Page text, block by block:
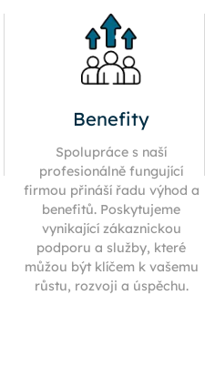
Benefity
Spolupráce s naší
profesionálně fungující
firmou přináší řadu výhod a
benefitů. Poskytujeme
vynikající zákaznickou
podporu a služby, které
můžou být klíčem k vašemu
růstu, rozvoji a úspěchu.